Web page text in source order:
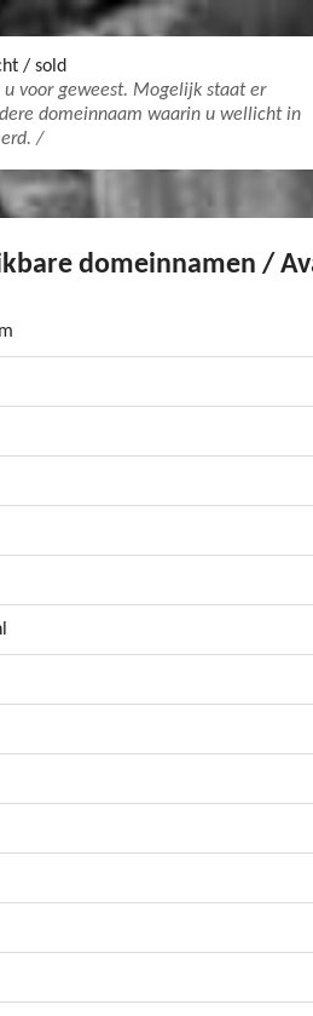
/ sold
u voor geweest. Mogelijk staat er
domeinnaam waarin u wellicht in
/
domeinnamen /